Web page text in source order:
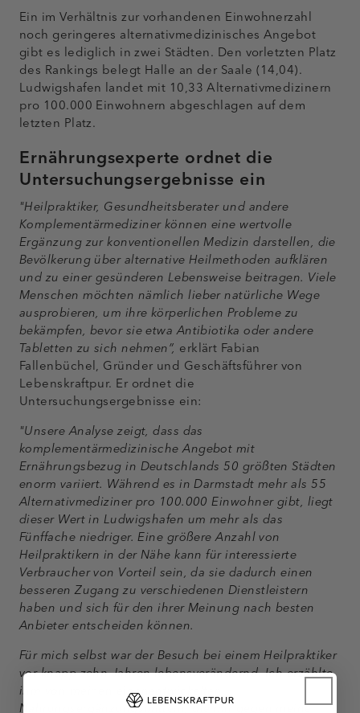
Ein im Verhältnis zur vorhandenen Einwohnerzahl
noch geringeres alternativmedizinisches Angebot
gibt es lediglich in zwei Städten. Den vorletzten Platz
des Rankings belegt Halle an der Saale (14,04).
Ludwigshafen landet mit 10,33 Alternativmedizinern
pro 100.000 Einwohnern abgeschlagen auf dem
letzten Platz.
Ernährungsexperte ordnet die
Untersuchungsergebnisse ein
"Heilpraktiker, Gesundheitsberater und andere
Komplementärmediziner können eine wertvolle
Ergänzung zur konventionellen Medizin darstellen, die
Bevölkerung über alternative Heilmethoden aufklären
und zu einer gesünderen Lebensweise beitragen. Viele
Menschen möchten nämlich lieber natürliche Wege
ausprobieren, um ihre körperlichen Probleme zu
bekämpfen, bevor sie etwa Antibiotika oder andere
Tabletten zu sich nehmen”, erklärt Fabian
Fallenbüchel, Gründer und Geschäftsführer von
Lebenskraftpur. Er ordnet die
Untersuchungsergebnisse ein:
"Unsere Analyse zeigt, dass das
komplementärmedizinische Angebot mit
Ernährungsbezug in Deutschlands 50 größten Städten
enorm variiert. Während es in Darmstadt mehr als 55
Alternativmediziner pro 100.000 Einwohner gibt, liegt
dieser Wert in Ludwigshafen um mehr als das
Fünffache niedriger. Eine größere Anzahl von
Heilpraktikern in der Nähe kann für interessierte
Verbraucher von Vorteil sein, da sie dadurch einen
besseren Zugang zu verschiedenen Dienstleistern
haben und sich für den ihrer Meinung nach besten
Anbieter entscheiden können.
Für mich selbst war der Besuch bei einem Heilpraktiker
vor knapp zehn Jahren lebensverändernd. Ich erzählte
ihm von meinen eigenentwickelten
Nahrungsergänzungsmitteln, die mir gegen meine